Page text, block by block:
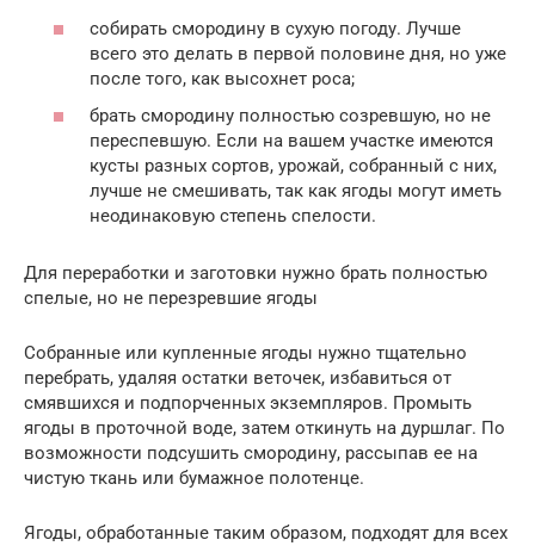
собирать смородину в сухую погоду. Лучше
всего это делать в первой половине дня, но уже
после того, как высохнет роса;
брать смородину полностью созревшую, но не
переспевшую. Если на вашем участке имеются
кусты разных сортов, урожай, собранный с них,
лучше не смешивать, так как ягоды могут иметь
неодинаковую степень спелости.
Для переработки и заготовки нужно брать полностью
спелые, но не перезревшие ягоды
Собранные или купленные ягоды нужно тщательно
перебрать, удаляя остатки веточек, избавиться от
смявшихся и подпорченных экземпляров. Промыть
ягоды в проточной воде, затем откинуть на дуршлаг. По
возможности подсушить смородину, рассыпав ее на
чистую ткань или бумажное полотенце.
Ягоды, обработанные таким образом, подходят для всех